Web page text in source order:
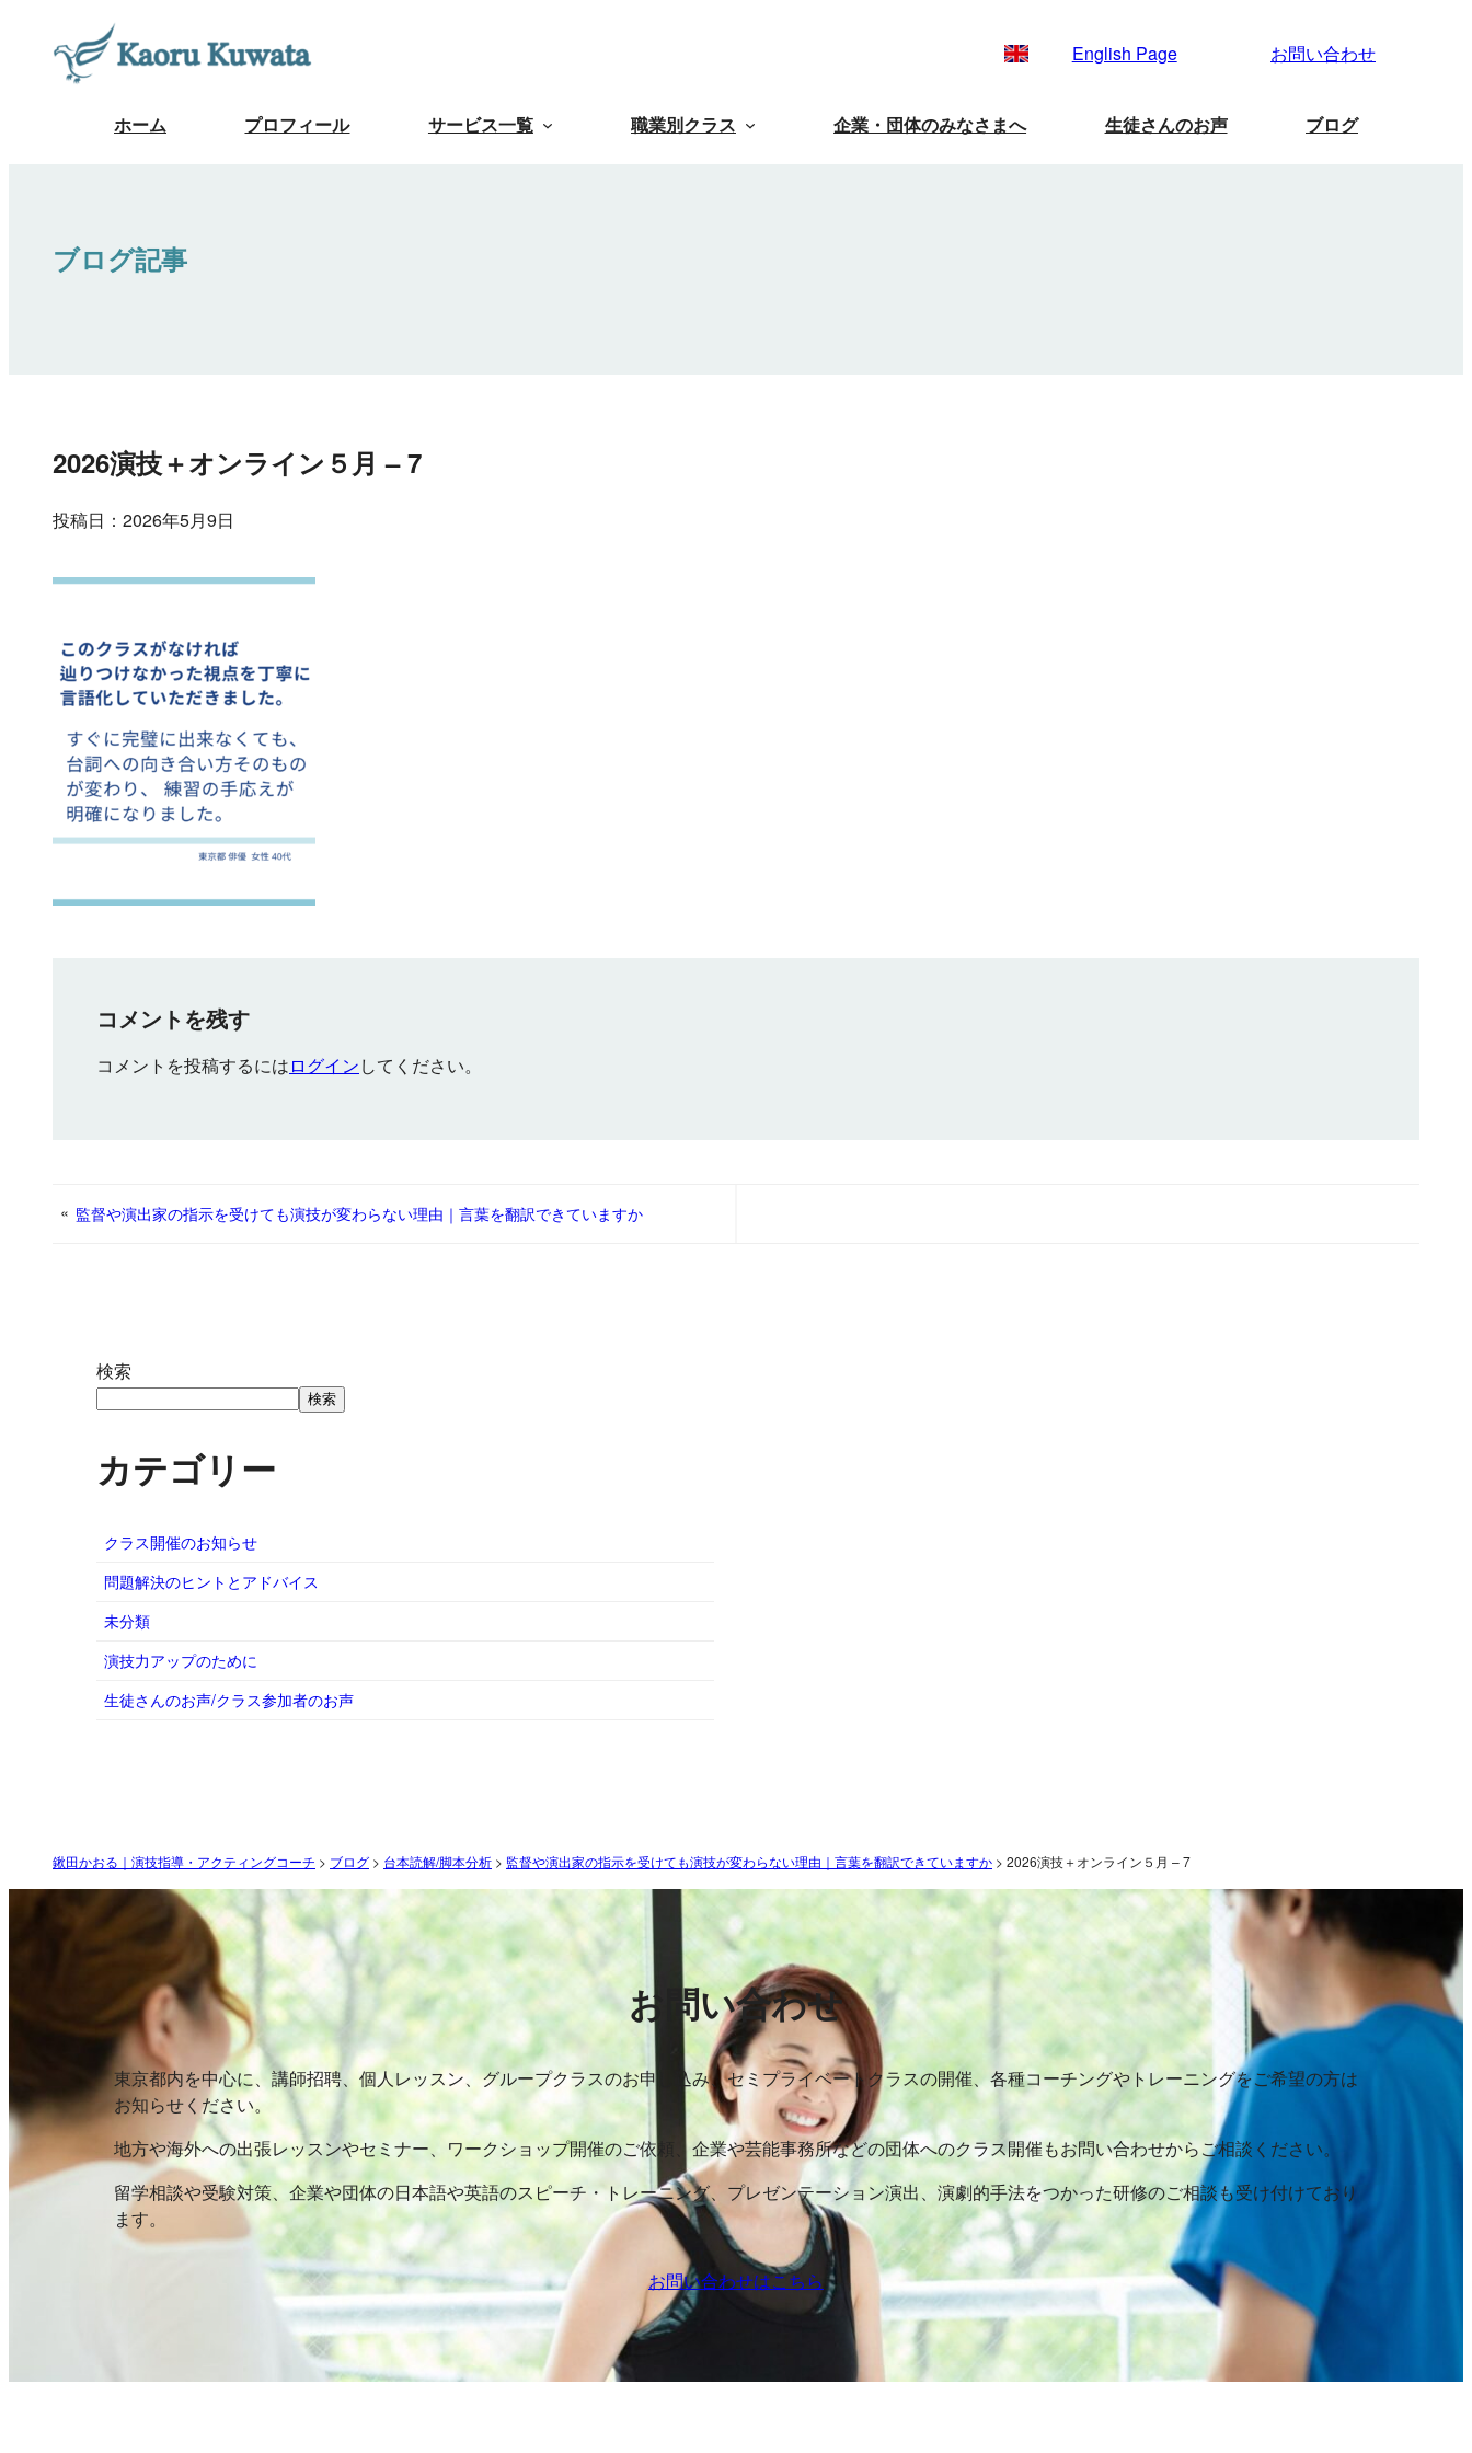
English Page お問い合わせ
ホーム プロフィール サービス一覧 職業別クラス 企業・団体のみなさまへ 生徒さんのお声 ブログ
ブログ記事
2026演技＋オンライン５月 – 7
投稿日：2026年5月9日
コメントを残す
コメントを投稿するにはログインしてください。
« 監督や演出家の指示を受けても演技が変わらない理由｜言葉を翻訳できていますか
検索
検索
カテゴリー
クラス開催のお知らせ
問題解決のヒントとアドバイス
未分類
演技力アップのために
生徒さんのお声/クラス参加者のお声
鍬田かおる｜演技指導・アクティングコーチ > ブログ > 台本読解/脚本分析 > 監督や演出家の指示を受けても演技が変わらない理由｜言葉を翻訳できていますか > 2026演技＋オンライン５月 – 7
お問い合わせ
東京都内を中心に、講師招聘、個人レッスン、グループクラスのお申し込み、セミプライベートクラスの開催、各種コーチングやトレーニングをご希望の方は
お知らせください。
地方や海外への出張レッスンやセミナー、ワークショップ開催のご依頼、企業や芸能事務所などの団体へのクラス開催もお問い合わせからご相談ください。
留学相談や受験対策、企業や団体の日本語や英語のスピーチ・トレーニング、プレゼンテーション演出、演劇的手法をつかった研修のご相談も受け付けており
ます。
お問い合わせはこちら